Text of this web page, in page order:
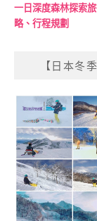
一日深度森林探索
略、行程規劃
【日本冬